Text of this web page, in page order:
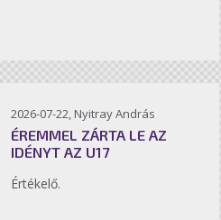
2026-07-22, Nyitray András
ÉREMMEL ZÁRTA LE AZ
IDÉNYT AZ U17
Értékelő.